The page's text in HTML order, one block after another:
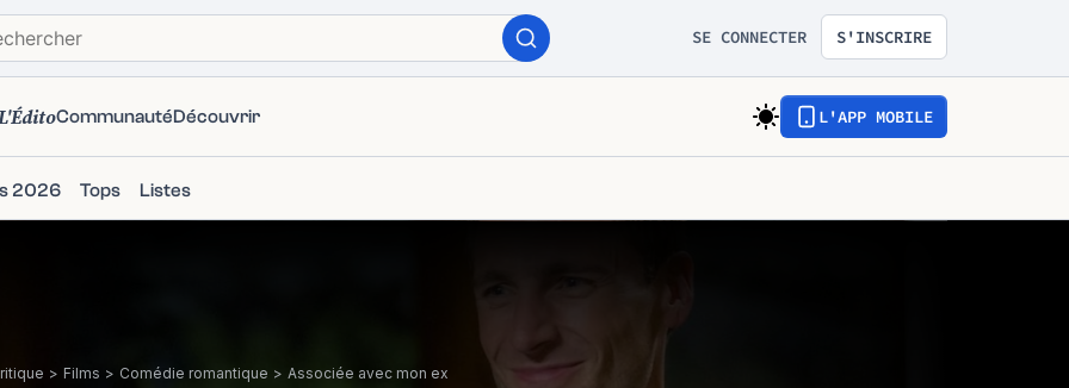
SE CONNECTER S'INSCRIRE
CommunautéDécouvrir L'APP MOBILE
2026 Tops Listes
> Films > Comédie romantique > Associée avec mon ex